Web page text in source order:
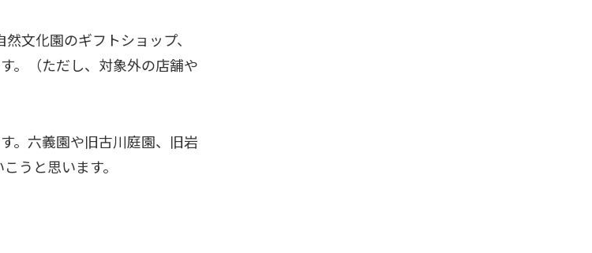
文化園のギフトショップ、
。（ただし、対象外の店舗や
。六義園や旧古川庭園、旧岩
うと思います。